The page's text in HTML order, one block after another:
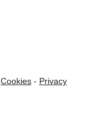
Cookies- Privacy